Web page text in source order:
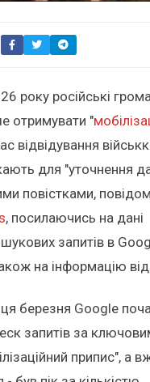
року російські
отримувати "
відвідування
для "уточнення
повістками,
, посилаючись на дані
запитів в
на інформацію
березня Google
запитів за
припис", а